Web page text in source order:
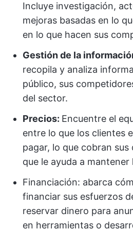
Incluye investigación,
mejoras basadas en lo
en lo que hacen sus
Gestión de la
recopila y analiza
público, sus
del sector.
Precios: Encuentre el
entre lo que los clientes
pagar, lo que cobran
que le ayuda a
Financiación: abarca
financiar sus esfuerzos
reservar dinero para
en herramientas o